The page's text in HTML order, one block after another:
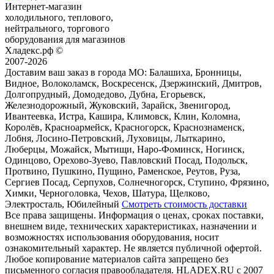
Интернет-магазин
холодильного, теплового,
нейтрального, торгового
оборудования для магазинов
Хладекс.рф ©
2007-2026
Доставим ваш заказ в города МО: Балашиха, Бронницы,
Видное, Волоколамск, Воскресенск, Дзержинский, Дмитров,
Долгопрудный, Домодедово, Дубна, Егорьевск,
Железнодорожный, Жуковский, Зарайск, Звенигород,
Ивантеевка, Истра, Кашира, Климовск, Клин, Коломна,
Королёв, Красноармейск, Красногорск, Краснознаменск,
Лобня, Лосино-Петровский, Луховицы, Лыткарино,
Люберцы, Можайск, Мытищи, Наро-Фоминск, Ногинск,
Одинцово, Орехово-Зуево, Павловский Посад, Подольск,
Протвино, Пушкино, Пущино, Раменское, Реутов, Руза,
Сергиев Посад, Серпухов, Солнечногорск, Ступино, Фрязино,
Химки, Черноголовка, Чехов, Шатура, Щелково,
Электросталь, Юбилейный Смотреть стоимость доставки
Все права защищены. Информация о ценах, сроках поставки,
внешнем виде, технических характеристиках, назначении и
возможностях использования оборудования, носит
ознакомительный характер. Не является публичной офертой.
Любое копирование материалов сайта запрещено без
письменного согласия правообладателя. HLADEX.RU c 2007